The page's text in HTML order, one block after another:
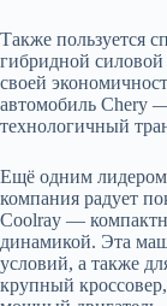
Также пользуется
гибридной
своей
автомобиль Chery
технологичный
Ещё одним лидером
компания радует
Coolray —
динамикой. Эта
условий, а также
крупный